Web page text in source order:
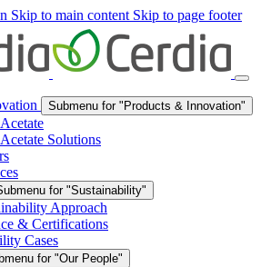
Skip to main content Skip to page footer
Submenu for "Products & Innovation"
Solutions
for "Sustainability"
Approach
& Certifications
Cases
for "Our People"